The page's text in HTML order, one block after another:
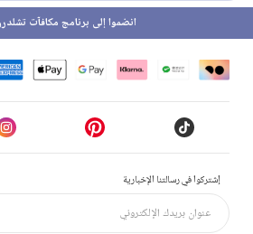
إشتركوا في رسالتنا الإخبارية
انضموا إلى برنامج مكافآت